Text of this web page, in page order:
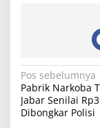
N
a
v
Pos sebelumnya
Pabrik Narkoba
Jabar Senilai
Dibongkar Polisi